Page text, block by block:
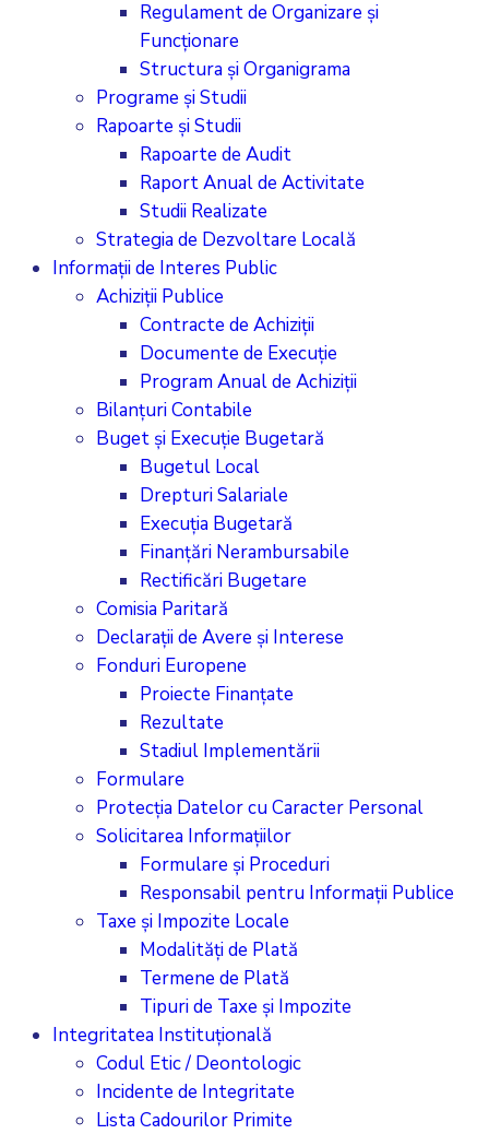
Regulament de Organizare și
Funcționare
Structura și Organigrama
Programe și Studii
Rapoarte și Studii
Rapoarte de Audit
Raport Anual de Activitate
Studii Realizate
Strategia de Dezvoltare Locală
Informații de Interes Public
Achiziții Publice
Contracte de Achiziții
Documente de Execuție
Program Anual de Achiziții
Bilanțuri Contabile
Buget și Execuție Bugetară
Bugetul Local
Drepturi Salariale
Execuția Bugetară
Finanțări Nerambursabile
Rectificări Bugetare
Comisia Paritară
Declarații de Avere și Interese
Fonduri Europene
Proiecte Finanțate
Rezultate
Stadiul Implementării
Formulare
Protecția Datelor cu Caracter Personal
Solicitarea Informațiilor
Formulare și Proceduri
Responsabil pentru Informații Publice
Taxe și Impozite Locale
Modalități de Plată
Termene de Plată
Tipuri de Taxe și Impozite
Integritatea Instituțională
Codul Etic / Deontologic
Incidente de Integritate
Lista Cadourilor Primite